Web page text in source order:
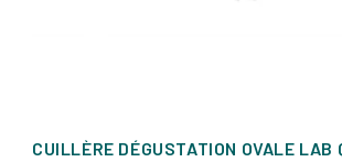
CUILLÈRE DÉGUSTATION OVALE LAB